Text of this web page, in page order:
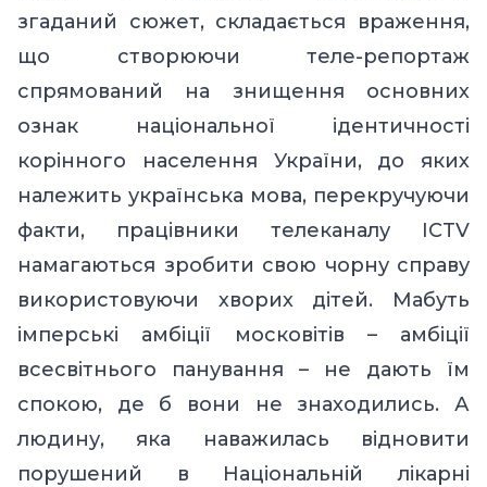
згаданий сюжет, складається враження,
що створюючи теле-репортаж
спрямований на знищення основних
ознак національної ідентичності
корінного населення України, до яких
належить українська мова, перекручуючи
факти, працівники телеканалу ICTV
намагаються зробити свою чорну справу
використовуючи хворих дітей. Мабуть
імперські амбіції московітів – амбіції
всесвітнього панування – не дають їм
спокою, де б вони не знаходились. А
людину, яка наважилась відновити
порушений в Національній лікарні